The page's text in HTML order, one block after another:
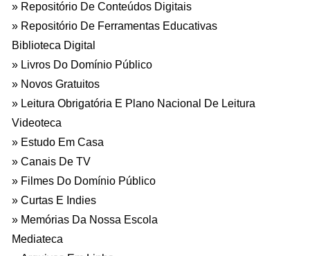
Repositório De Conteúdos Digitais
Repositório De Ferramentas Educativas
Biblioteca Digital
Livros Do Domínio Público
Novos Gratuitos
Leitura Obrigatória E Plano Nacional De Leitura
Videoteca
Estudo Em Casa
Canais De TV
Filmes Do Domínio Público
Curtas E Indies
Memórias Da Nossa Escola
Mediateca